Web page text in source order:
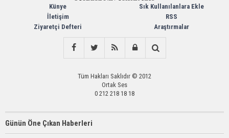
Künye
İletişim
Ziyaretçi Defteri
Sık Kullanılanlara Ekle
RSS
Araştırmalar
Tüm Hakları Saklıdır © 2012
Ortak Ses
0 212 218 18 18
Günün Öne Çıkan Haberleri